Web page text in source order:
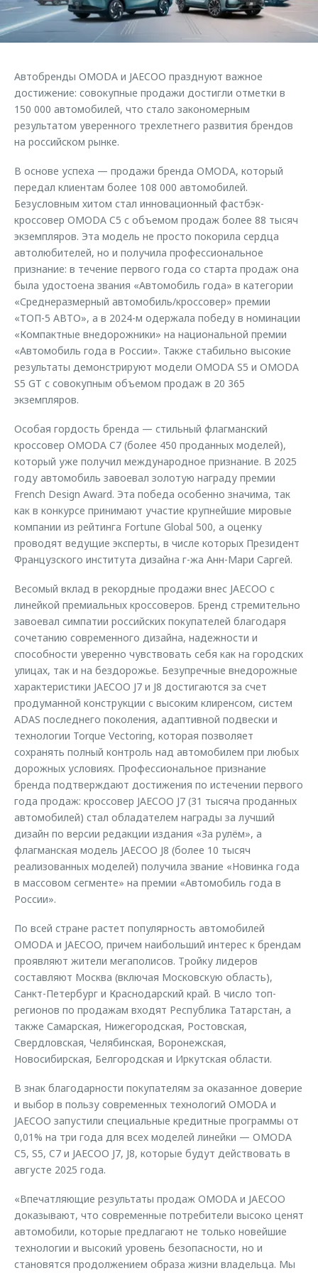
Страхование
Кредитный калькулятор
Одежда и сувениры
Оригинальные аксессуары
Запчасти
Калькулятор трейд-ин
Руководства по эксплуатации
Клиентская поддержка
Клуб владельцев OMODA
Приложение O&J
Аксессуары
Одежда и сувениры
Оригинальные аксессуары
Запчасти
Обратная связь
Автобренды OMODA и JAECOO празднуют важное
достижение: совокупные продажи достигли отметки в
150 000 автомобилей, что стало закономерным
результатом уверенного трехлетнего развития брендов
на российском рынке.
В основе успеха — продажи бренда OMODA, который
передал клиентам более 108 000 автомобилей.
Безусловным хитом стал инновационный фастбэк-
кроссовер OMODA C5 с объемом продаж более 88 тысяч
экземпляров. Эта модель не просто покорила сердца
автолюбителей, но и получила профессиональное
признание: в течение первого года со старта продаж она
была удостоена звания «Автомобиль года» в категории
«Среднеразмерный автомобиль/кроссовер» премии
«ТОП-5 АВТО», а в 2024-м одержала победу в номинации
«Компактные внедорожники» на национальной премии
«Автомобиль года в России». Также стабильно высокие
результаты демонстрируют модели OMODA S5 и OMODA
S5 GT с совокупным объемом продаж в 20 365
экземпляров.
Особая гордость бренда — стильный флагманский
кроссовер OMODA C7 (более 450 проданных моделей),
который уже получил международное признание. В 2025
году автомобиль завоевал золотую награду премии
French Design Award. Эта победа особенно значима, так
как в конкурсе принимают участие крупнейшие мировые
компании из рейтинга Fortune Global 500, а оценку
проводят ведущие эксперты, в числе которых Президент
Французского института дизайна г-жа Анн-Мари Саргей.
Весомый вклад в рекордные продажи внес JAECOO с
линейкой премиальных кроссоверов. Бренд стремительно
завоевал симпатии российских покупателей благодаря
сочетанию современного дизайна, надежности и
способности уверенно чувствовать себя как на городских
улицах, так и на бездорожье. Безупречные внедорожные
характеристики JAECOO J7 и J8 достигаются за счет
продуманной конструкции с высоким клиренсом, систем
ADAS последнего поколения, адаптивной подвески и
технологии Torque Vectoring, которая позволяет
сохранять полный контроль над автомобилем при любых
дорожных условиях. Профессиональное признание
бренда подтверждают достижения по истечении первого
года продаж: кроссовер JAECOO J7 (31 тысяча проданных
автомобилей) стал обладателем награды за лучший
дизайн по версии редакции издания «За рулём», а
флагманская модель JAECOO J8 (более 10 тысяч
реализованных моделей) получила звание «Новинка года
в массовом сегменте» на премии «Автомобиль года в
России».
По всей стране растет популярность автомобилей
OMODA и JAECOO, причем наибольший интерес к брендам
проявляют жители мегаполисов. Тройку лидеров
составляют Москва (включая Московскую область),
Санкт-Петербург и Краснодарский край. В число топ-
регионов по продажам входят Республика Татарстан, а
также Самарская, Нижегородская, Ростовская,
Свердловская, Челябинская, Воронежская,
Новосибирская, Белгородская и Иркутская области.
В знак благодарности покупателям за оказанное доверие
и выбор в пользу современных технологий OMODA и
JAECOO запустили специальные кредитные программы от
0,01% на три года для всех моделей линейки — OMODA
C5, S5, C7 и JAECOO J7, J8, которые будут действовать в
августе 2025 года.
«Впечатляющие результаты продаж OMODA и JAECOO
доказывают, что современные потребители высоко ценят
автомобили, которые предлагают не только новейшие
технологии и высокий уровень безопасности, но и
становятся продолжением образа жизни владельца. Мы